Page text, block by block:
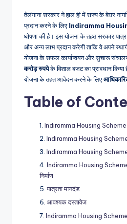
तेलंगाना सरकार ने हाल ही में राज्य के बेघर
प्रदान करने के लिए Indiramma
घोषणा की है। इस योजना के तहत सरकार पात्र
और अन्य लाभ प्रदान करेगी ताकि वे अपने
योजना के सफल कार्यान्वयन और सुचारू
करोड़ रुपयेके विशाल बजट का प्रावधान
योजना के तहत आवेदन करने के लिए
Table of
Indiramma Housing Scheme
Indiramma Housing Scheme
Indiramma Housing Scheme
Indiramma Housing
निर्माण
पात्रता मानदंड
आवश्यक दस्तावेज
Indiramma Housing